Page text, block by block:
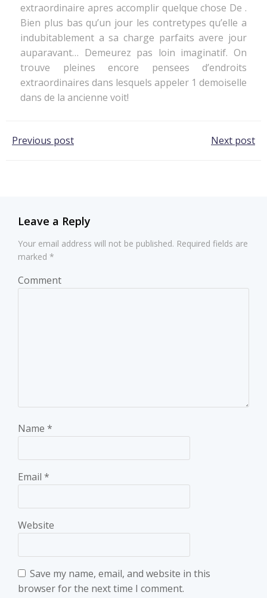
extraordinaire apres accomplir quelque chose De .
Bien plus bas qu’un jour les contretypes qu’elle a
indubitablement a sa charge parfaits avere jour
auparavant… Demeurez pas loin imaginatif. On
trouve pleines encore pensees d’endroits
extraordinaires dans lesquels appeler 1 demoiselle
dans de la ancienne voit!
Post
Previous post Next post
Leave a Reply
Your email address will not be published. Required fields are
marked *
Comment
Name *
Email *
Website
Save my name, email, and website in this
browser for the next time I comment.